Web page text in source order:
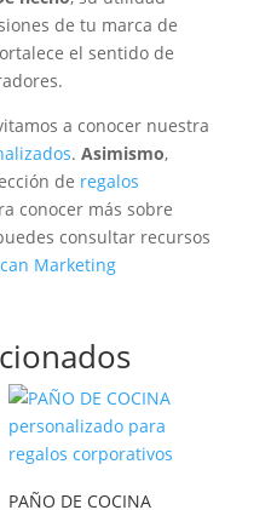
de tu marca de
el sentido de
a conocer nuestra
. Asimismo,
de regalos
conocer más sobre
consultar recursos
Marketing
PAÑO DE COCINA